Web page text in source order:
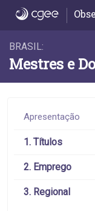
3.2
BRASIL:
Mestres e
Apresentação
1. Títulos
2. Emprego
3. Regional